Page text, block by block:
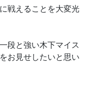
戦えることを大変光
段と強い木下マイス
お見せしたいと思い